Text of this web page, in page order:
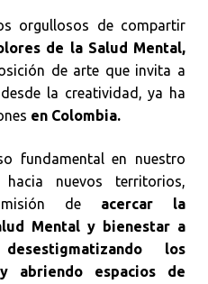
orgullosos de compartir
de la Salud Mental,
de arte que invita a
la creatividad, ya ha
en Colombia.
fundamental en nuestro
nuevos territorios,
misión de acercar la
Mental y bienestar a
los
abriendo espacios de